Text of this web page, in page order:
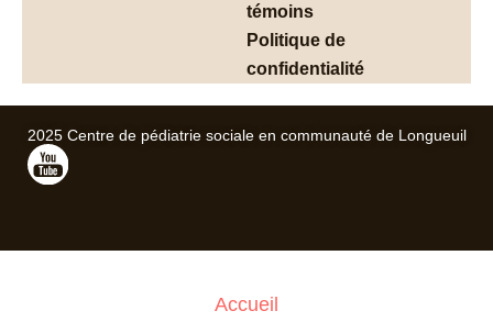
témoins
Politique de
confidentialité
2025 Centre de pédiatrie sociale en communauté de Longueuil
Accueil